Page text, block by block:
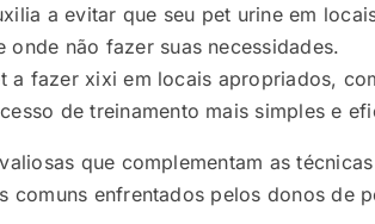
a evitar que seu pet urine em
não fazer suas necessidades.
a fazer xixi em locais apropriados,
de treinamento mais simples e
que complementam as
comuns enfrentados pelos donos de